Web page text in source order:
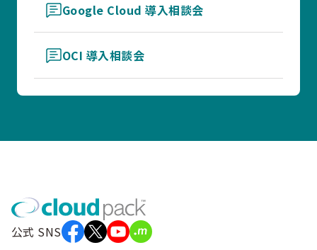
Google Cloud 導入相談会
OCI 導入相談会
公式 SNS